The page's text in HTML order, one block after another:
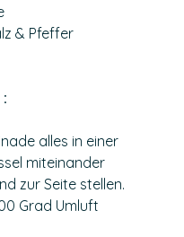
& Pfeffer
alles in einer
miteinander
zur Seite stellen.
Grad Umluft